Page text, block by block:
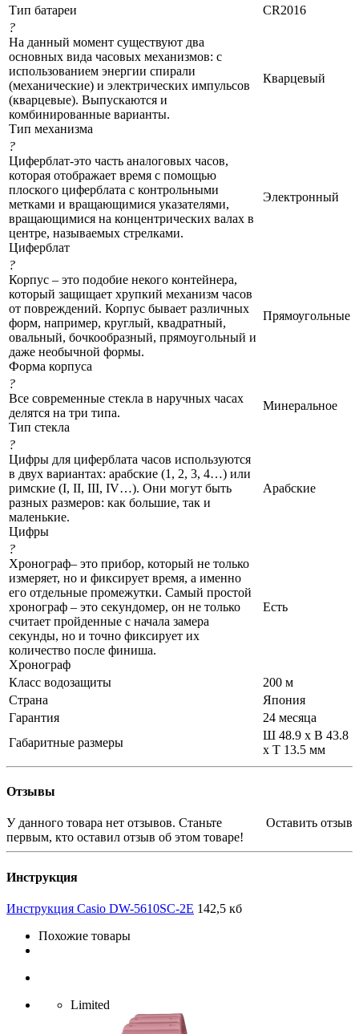
Тип батареи
CR2016
?
На данный момент существуют два
основных вида часовых механизмов: с
использованием энергии спирали
(механические) и электрических импульсов
(кварцевые). Выпускаются и
комбинированные варианты.
Тип механизма
Кварцевый
?
Циферблат-это часть аналоговых часов,
которая отображает время с помощью
плоского циферблата с контрольными
метками и вращающимися указателями,
вращающимися на концентрических валах в
центре, называемых стрелками.
Циферблат
Электронный
?
Корпус – это подобие некого контейнера,
который защищает хрупкий механизм часов
от повреждений. Корпус бывает различных
форм, например, круглый, квадратный,
овальный, бочкообразный, прямоугольный и
даже необычной формы.
Форма корпуса
Прямоугольные
?
Все современные стекла в наручных часах
делятся на три типа.
Тип стекла
Минеральное
?
Цифры для циферблата часов используются
в двух вариантах: арабские (1, 2, 3, 4…) или
римские (I, II, III, IV…). Они могут быть
разных размеров: как большие, так и
маленькие.
Цифры
Арабские
?
Хронограф– это прибор, который не только
измеряет, но и фиксирует время, а именно
его отдельные промежутки. Самый простой
хронограф – это секундомер, он не только
считает пройденные с начала замера
секунды, но и точно фиксирует их
количество после финиша.
Хронограф
Есть
Класс водозащиты
200 м
Страна
Япония
Гарантия
24 месяца
Габаритные размеры
Ш 48.9 x В 43.8
x Т 13.5 мм
Отзывы
Оставить отзыв
У данного товара нет отзывов. Станьте
первым, кто оставил отзыв об этом товаре!
Инструкция
Инструкция Casio DW-5610SC-2E 142,5 кб
Похожие товары
Limited